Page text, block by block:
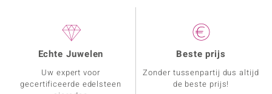
Echte Juwelen
Uw expert voor
gecertificeerde edelsteen
Beste prijs
Zonder tussenpartij dus altijd
de beste prijs!